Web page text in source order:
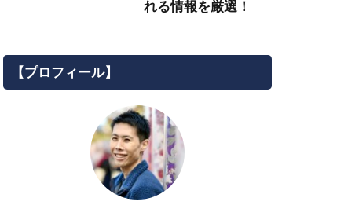
れる情報を厳選！
【プロフィール】